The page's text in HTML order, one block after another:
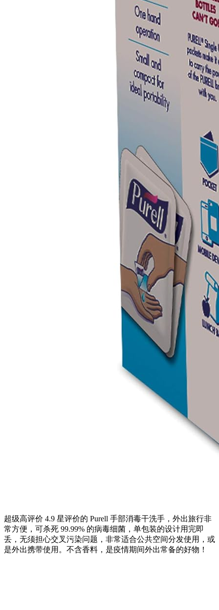
超级高评价 4.9 星评价的 Purell 手部消毒干洗手，外出旅行非
常方便，可杀死 99.99% 的病毒细菌，单包装的设计用完即
丢，无须担心交叉污染问题，非常适合公共空间分发使用，或
是外出携带使用。不含香料，是疫情期间外出常备的好物！